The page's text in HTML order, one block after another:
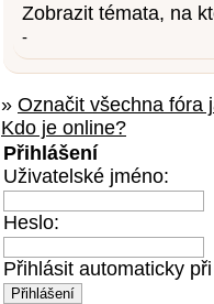
Zobrazit témata, na
-
» Označit všechna fóra
Kdo je online?
Přihlášení
Uživatelské jméno:
Heslo:
Přihlásit automaticky